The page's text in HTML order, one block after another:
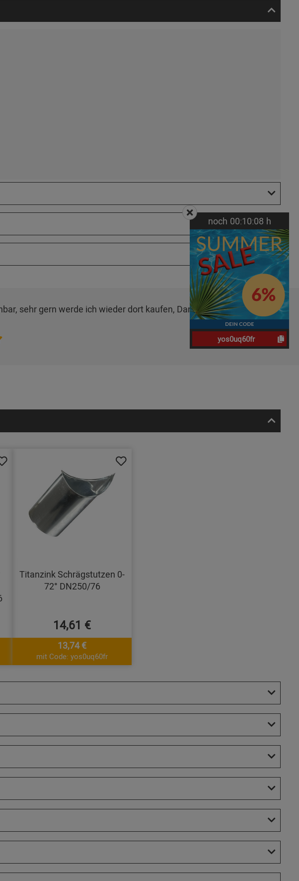
sehr gern werde ich wieder dort kaufen, Danke!",Michael B. am
Titanzink Schrägstutzen 0-
72° DN250/76
14,61 €
13,74 €
mit Code: yos0uq60fr
noch 00:10:07 h
yos0uq60fr